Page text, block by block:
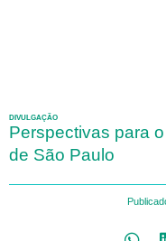
DIVULGAÇÃO
Perspectivas para
de São Paulo